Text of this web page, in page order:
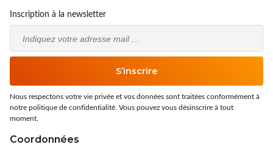
Inscription à la newsletter
Email
S’inscrire
Nous respectons votre vie privée et vos données sont traitées conformément à
notre politique de confidentialité. Vous pouvez vous désinscrire à tout
moment.
Coordonnées